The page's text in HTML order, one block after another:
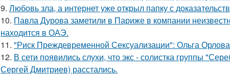
9. Любовь зла, а интернет уже открыл папку с
10. Павла Дурова заметили в Париже в компании
находится в ОАЭ.
11. "Риск Преждевременной Сексуализации": Ольга
12. В сети появились слухи, что экс - солистка группы
Сергей Дмитриев) расстались.